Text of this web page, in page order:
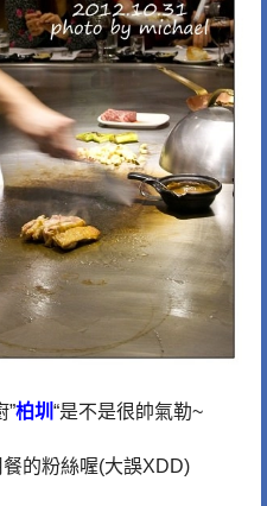
”柏圳 “是不是很帥氣勒~
的粉絲喔(大誤XDD)